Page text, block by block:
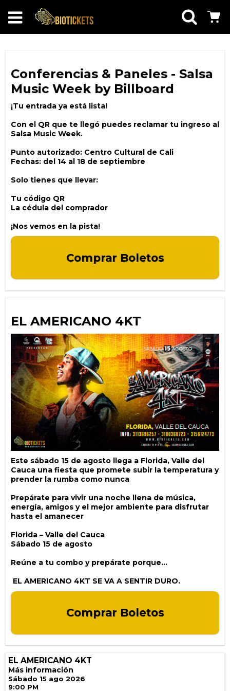
Conferencias & Paneles - Salsa
Music Week by Billboard
¡Tu entrada ya está lista!
Con el QR que te llegó puedes reclamar tu ingreso al
Salsa Music Week.
Punto autorizado: Centro Cultural de Cali
Fechas: del 14 al 18 de septiembre
Solo tienes que llevar:
Tu código QR
La cédula del comprador
¡Nos vemos en la pista!
Comprar Boletos
EL AMERICANO 4KT
Este sábado 15 de agosto llega a Florida, Valle del
Cauca una fiesta que promete subir la temperatura y
prender la rumba como nunca
Prepárate para vivir una noche llena de música,
energía, amigos y el mejor ambiente para disfrutar
hasta el amanecer
Florida – Valle del Cauca
Sábado 15 de agosto
Reúne a tu combo y prepárate porque…
EL AMERICANO 4KT SE VA A SENTIR DURO.
Comprar Boletos
EL AMERICANO 4KT
Más información
Sábado 15 ago 2026
9:00 PM